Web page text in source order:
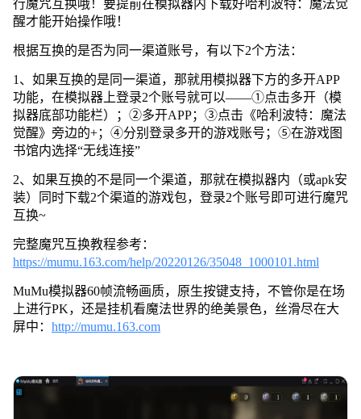
行魔咒互换哦！要提前在模拟器内下载好哈利波特：魔法觉
醒才能开始操作哦！
根据互换的是否为同一渠道账号，有以下2个方法：
1、如果互换的是同一渠道，那就用模拟器下方的多开APP
功能，在模拟器上登录2个账号就可以——①点击多开（模
拟器底部功能栏）；②多开APP；③点击《哈利波特：魔法
觉醒》旁边的+；④分别登录多开的游戏账号；⑤在游戏图
书馆内选择“无线连接”
2、如果互换的不是同一个渠道，那就在模拟器内（或apk安
装）同时下载2个渠道的游戏包，登录2个账号即可进行魔咒
互换~
完整魔咒互换教程参考：
https://mumu.163.com/help/20220126/35048_1000101.html
MuMu模拟器60帧流畅画质，原生按键支持，不管你是在场
上进行PK，还是挂机看魔法世界的绝美景色，丝滑尽在大
屏中： http://mumu.163.com